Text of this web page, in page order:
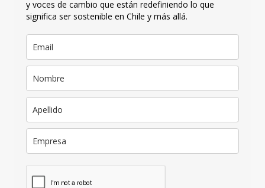
y voces de cambio que están redefiniendo lo que
significa ser sostenible en Chile y más allá.